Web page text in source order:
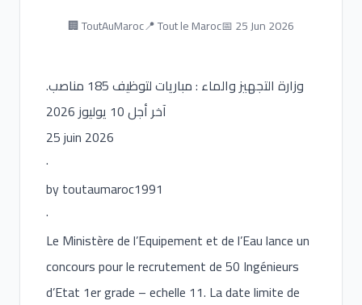
🏢 ToutAuMaroc📍 Tout le Maroc📅 25 Jun 2026
وزارة التجهيز والماء : مباريات لتوظيف 185 مناصب.
آخر أجل 10 يوليوز 2026
25 juin 2026
·
by toutaumaroc1991
·
Le Ministère de l’Equipement et de l’Eau lance un
concours pour le recrutement de 50 Ingénieurs
d’Etat 1er grade – echelle 11. La date limite de